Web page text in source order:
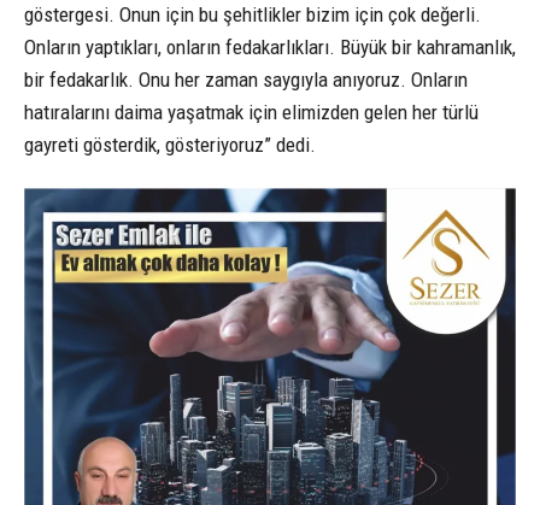
göstergesi. Onun için bu şehitlikler bizim için çok değerli.
Onların yaptıkları, onların fedakarlıkları. Büyük bir kahramanlık,
bir fedakarlık. Onu her zaman saygıyla anıyoruz. Onların
hatıralarını daima yaşatmak için elimizden gelen her türlü
gayreti gösterdik, gösteriyoruz” dedi.